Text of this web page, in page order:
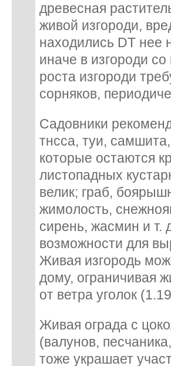
древесная
живой изгороди,
находились DT нее
иначе в изгороди
роста изгороди
сорняков,
Садовники
тнсса, туи,
которые остаются
листопадных
велик; граб,
жимолость,
сирень, жасмин и т.
возможности для
Живая изгородь
дому, ограничивая
от ветра уголок
Живая ограда с
(валунов,
тоже украшает